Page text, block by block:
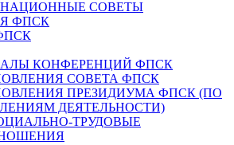
СОВЕТЫ
ФПСК
КОНФЕРЕНЦИЙ ФПСК
СОВЕТА ФПСК
ПРЕЗИДИУМА ФПСК (ПО
ДЕЯТЕЛЬНОСТИ)
ТРУДОВЫЕ